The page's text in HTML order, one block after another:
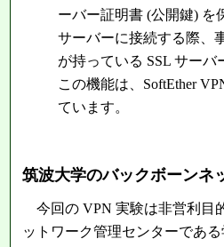
ーバー証明書 (公開鍵) を
サーバーに接続する際、
が持っている SSL サー
この機能は、SoftEther
ています。
筑波大学のバックボーンネ
今回の VPN 実験は非営利目
ットワーク管理センターであ